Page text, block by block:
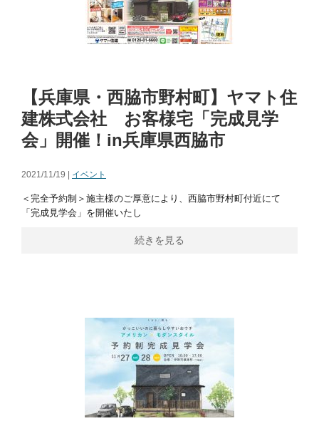
【兵庫県・西脇市野村町】ヤマト住
建株式会社 お客様宅「完成見学
会」開催！in兵庫県西脇市
2021/11/19 | イベント
＜完全予約制＞施主様のご厚意により、西脇市野村町付近にて
「完成見学会」を開催いたし
続きを見る